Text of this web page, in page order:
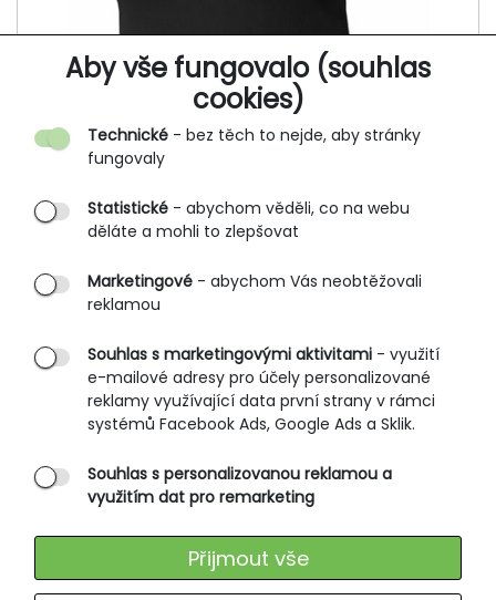
Aby vše fungovalo (souhlas
cookies)
Technické - bez těch to nejde, aby stránky
fungovaly
Statistické - abychom věděli, co na webu
děláte a mohli to zlepšovat
Marketingové - abychom Vás neobtěžovali
reklamou
Souhlas s marketingovými aktivitami - využití
e-mailové adresy pro účely personalizované
reklamy využívající data první strany v rámci
systémů Facebook Ads, Google Ads a Sklik.
Souhlas s personalizovanou reklamou a
využitím dat pro remarketing
Přijmout vše
Funkční dámské tričko, krátký rukáv
479 Kč 564 Kč